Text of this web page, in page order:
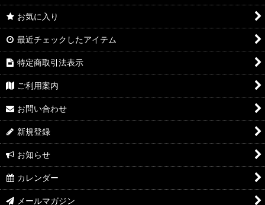
お気に入り
最近チェックしたアイテム
特定商取引法表示
ご利用案内
お問い合わせ
新規登録
お知らせ
カレンダー
メールマガジン